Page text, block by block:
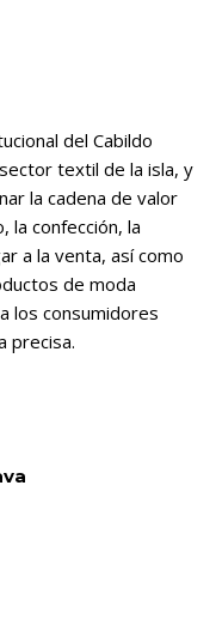
del Cabildo
textil de la isla, y
la cadena de valor
la confección, la
a la venta, así como
de moda
los consumidores
precisa.